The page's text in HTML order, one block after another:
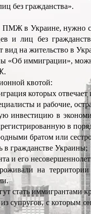
без гражданства».
ПМЖв Украине, нужно
и лиц без
вид на жительство в
«Об иммиграции»,
.
квотой:
которых
и рабочие,
инвестицию в
в
братом или
в гражданстве Украины;
и его
на
стать иммигрантами
супругов, с которым